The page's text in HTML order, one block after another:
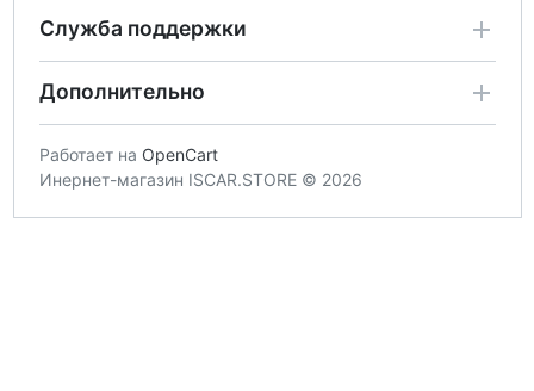
Служба поддержки
Дополнительно
Работает на OpenCart
Инернет-магазин ISCAR.STORE © 2026